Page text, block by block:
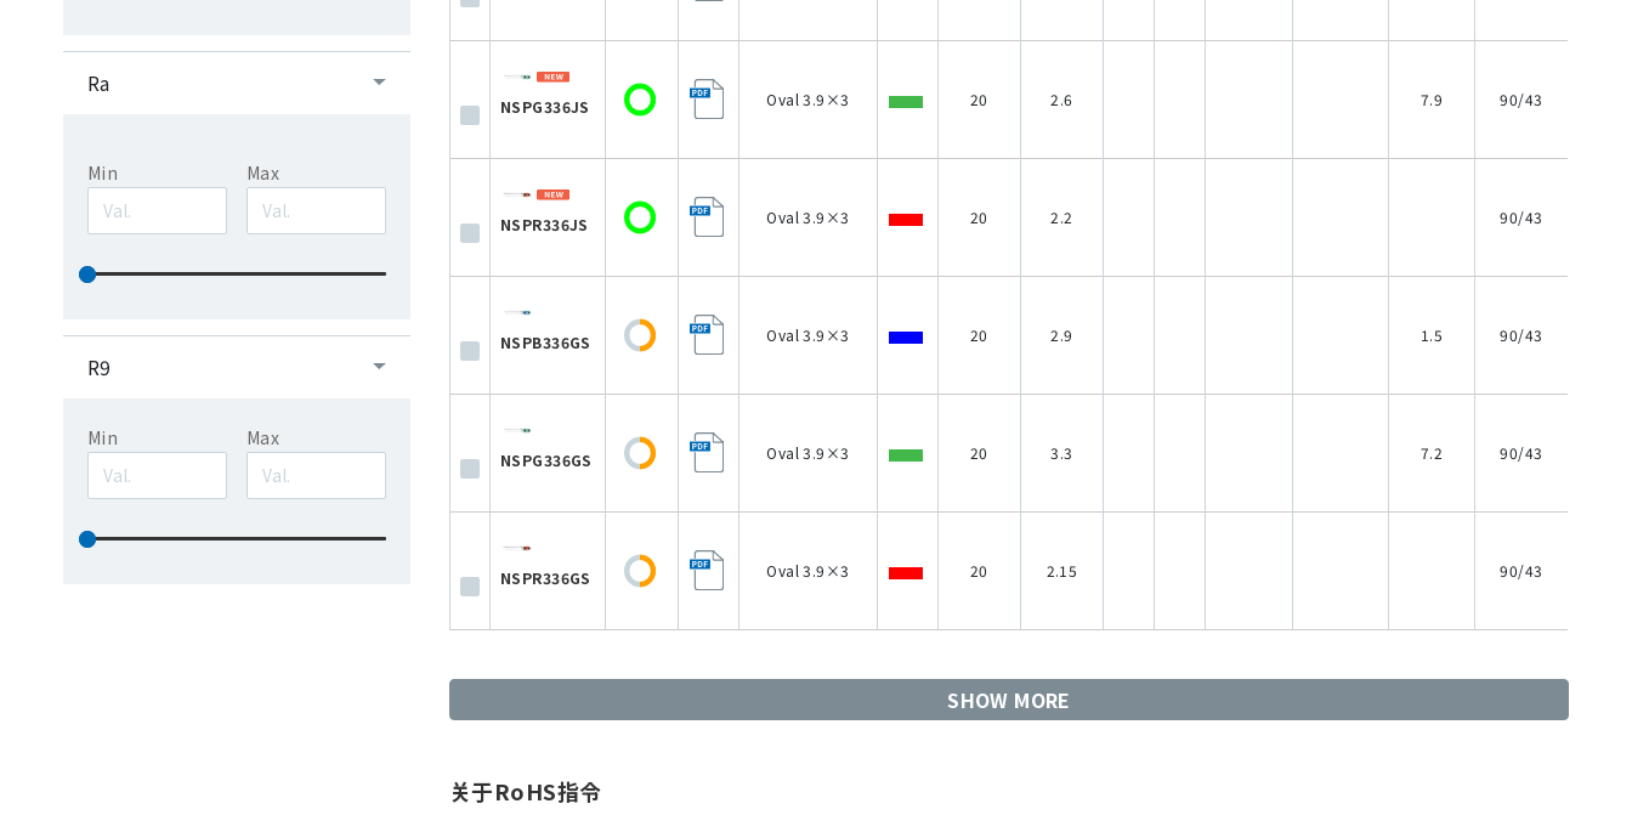
Ra
Min Max
R9
Min Max
NSPG336JS Oval 3.9×3 20 2.6 7.9 90/43
NSPR336JS Oval 3.9×3 20 2.2 90/43
NSPB336GS Oval 3.9×3 20 2.9 1.5 90/43
NSPG336GS Oval 3.9×3 20 3.3 7.2 90/43
NSPR336GS Oval 3.9×3 20 2.15 90/43
SHOW MORE
关于RoHS指令